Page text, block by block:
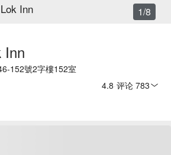
Inn
Inn
152號2字樓152室
4.8 评论 783
1/8